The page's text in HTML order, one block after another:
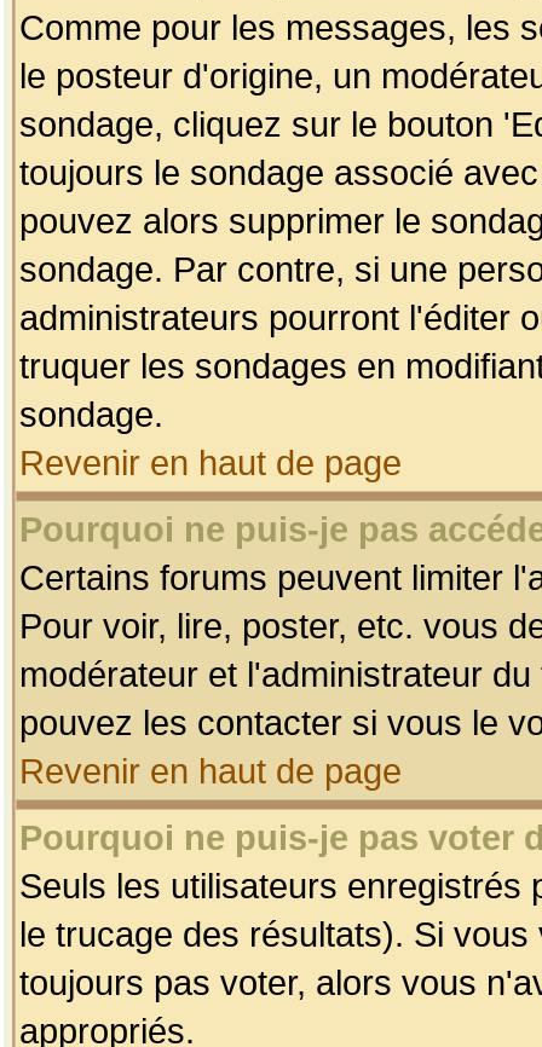
Comme pour les messages, les
le posteur d'origine, un
sondage, cliquez sur le bouton
toujours le sondage associé
pouvez alors supprimer le
sondage. Par contre, si une
administrateurs pourront l'éditer
truquer les sondages en
sondage.
Revenir en haut de page
Pourquoi ne puis-je pas
Certains forums peuvent limiter
Pour voir, lire, poster, etc. vous
modérateur et l'administrateur
pouvez les contacter si vous le
Revenir en haut de page
Pourquoi ne puis-je pas voter
Seuls les utilisateurs enregistrés
le trucage des résultats). Si
toujours pas voter, alors vous
appropriés.